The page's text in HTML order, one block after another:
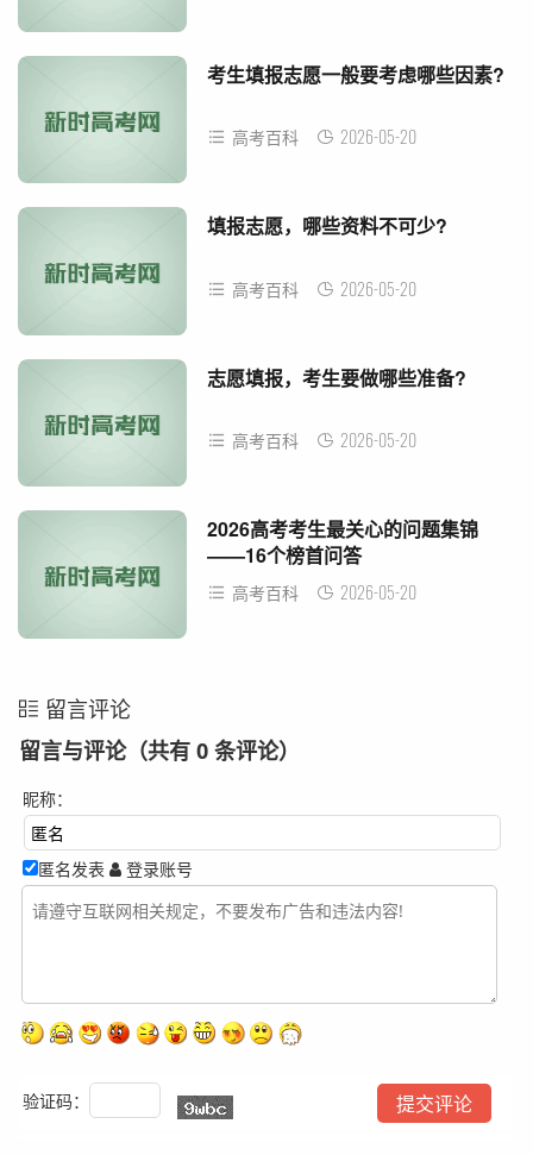
考生填报志愿一般要考虑哪些因素?
高考百科 2026-05-20
填报志愿，哪些资料不可少?
高考百科 2026-05-20
志愿填报，考生要做哪些准备?
高考百科 2026-05-20
2026高考考生最关心的问题集锦
——16个榜首问答
高考百科 2026-05-20
留言评论
留言与评论（共有 0 条评论）
昵称：
匿名发表 登录账号
验证码：